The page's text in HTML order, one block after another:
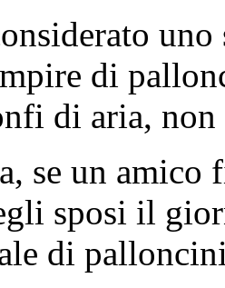
di
di aria,
se un amico
sposi il
di